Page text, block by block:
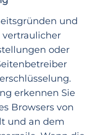
und
er
oder
erkennen Sie
Browsers von
und an dem